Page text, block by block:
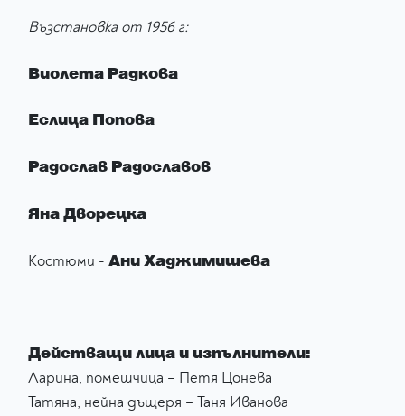
Възстановка от 1956 г:
Виолета Радкова
Еслица Попова
Радослав Радославов
Яна Дворецка
Костюми - Ани Хаджимишева
Действащи лица и изпълнители:
Ларина, помешчица – Петя Цонева
Татяна, нейна дъщеря – Таня Иванова